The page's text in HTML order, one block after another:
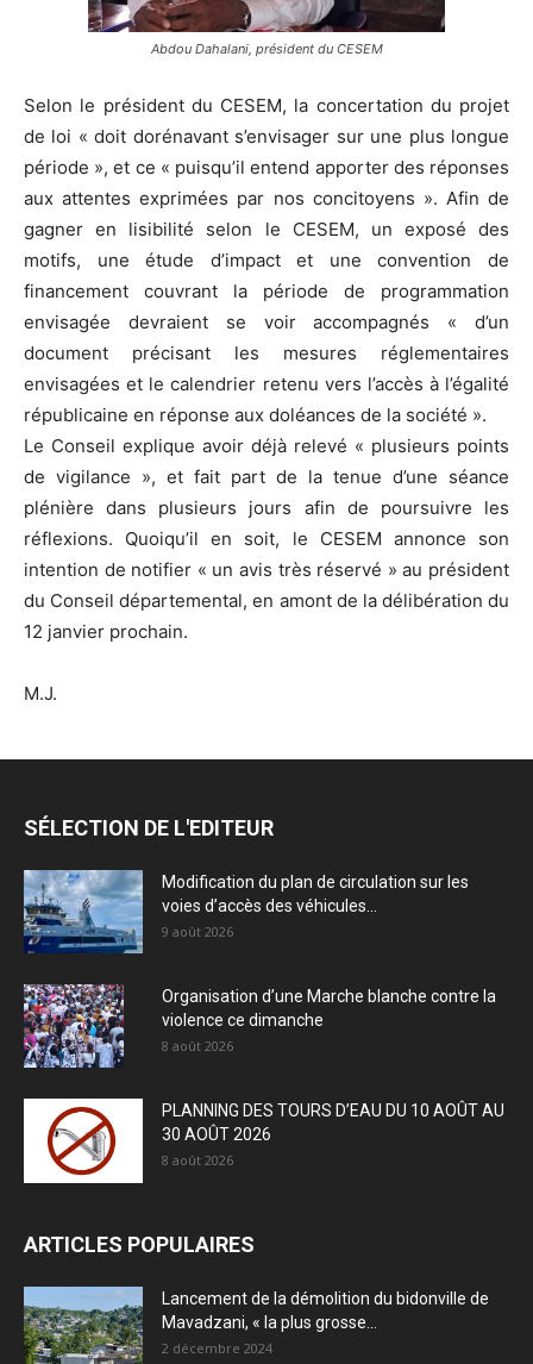
Abdou Dahalani, président du CESEM
Selon le président du CESEM, la concertation du projet
de loi « doit dorénavant s’envisager sur une plus longue
période », et ce « puisqu’il entend apporter des réponses
aux attentes exprimées par nos concitoyens ». Afin de
gagner en lisibilité selon le CESEM, un exposé des
motifs, une étude d’impact et une convention de
financement couvrant la période de programmation
envisagée devraient se voir accompagnés « d’un
document précisant les mesures réglementaires
envisagées et le calendrier retenu vers l’accès à l’égalité
républicaine en réponse aux doléances de la société ».
Le Conseil explique avoir déjà relevé « plusieurs points
de vigilance », et fait part de la tenue d’une séance
plénière dans plusieurs jours afin de poursuivre les
réflexions. Quoiqu’il en soit, le CESEM annonce son
intention de notifier « un avis très réservé » au président
du Conseil départemental, en amont de la délibération du
12 janvier prochain.
M.J.
SÉLECTION DE L'EDITEUR
Modification du plan de circulation sur les
voies d’accès des véhicules...
9 août 2026
Organisation d’une Marche blanche contre la
violence ce dimanche
8 août 2026
PLANNING DES TOURS D’EAU DU 10 AOÛT AU
30 AOÛT 2026
8 août 2026
ARTICLES POPULAIRES
Lancement de la démolition du bidonville de
Mavadzani, « la plus grosse...
2 décembre 2024